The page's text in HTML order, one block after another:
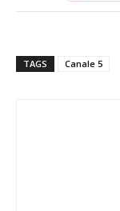
TAGS Canale 5